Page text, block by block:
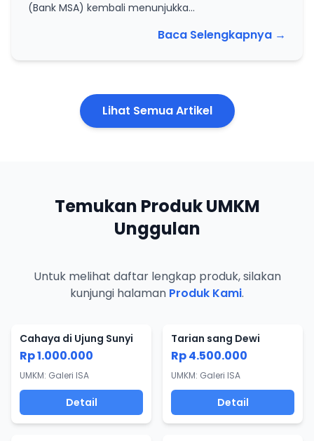
(Bank MSA) kembali menunjukka...
Baca Selengkapnya →
Lihat Semua Artikel
Temukan Produk UMKM
Unggulan
Untuk melihat daftar lengkap produk, silakan
kunjungi halaman Produk Kami.
Cahaya di Ujung Sunyi
Rp 1.000.000
UMKM: Galeri ISA
Detail
Tarian sang Dewi
Rp 4.500.000
UMKM: Galeri ISA
Detail